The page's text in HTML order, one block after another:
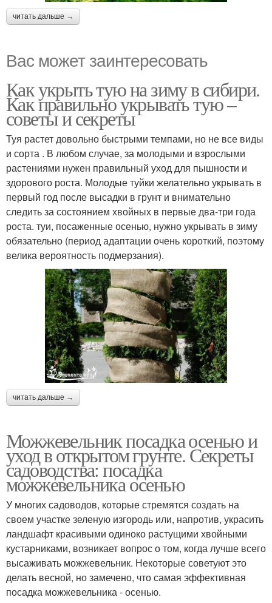
читать дальше →
Вас может заинтересовать
Как укрыть тую на зиму в сибири.
Как правильно укрывать тую –
советы и секреты
Туя растет довольно быстрыми темпами, но не все виды
и сорта . В любом случае, за молодыми и взрослыми
растениями нужен правильный уход для пышности и
здорового роста. Молодые туйки желательно укрывать в
первый год после высадки в грунт и внимательно
следить за состоянием хвойных в первые два-три года
роста. туи, посаженные осенью, нужно укрывать в зиму
обязательно (период адаптации очень короткий, поэтому
велика вероятность подмерзания).
читать дальше →
Можжевельник посадка осенью и
уход в открытом грунте. Секреты
садоводства: посадка
можжевельника осенью
У многих садоводов, которые стремятся создать на
своем участке зеленую изгородь или, напротив, украсить
ландшафт красивыми одиноко растущими хвойными
кустарниками, возникает вопрос о том, когда лучше всего
высаживать можжевельник. Некоторые советуют это
делать весной, но замечено, что самая эффективная
посадка можжевельника - осенью.